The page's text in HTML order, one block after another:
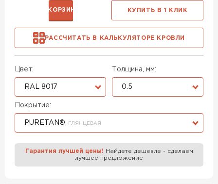
Цвет:
RAL 8017
Толщина, мм:
0.5
Покрытие:
PURETAN® ГЛЯНЦЕВАЯ
РАССЧИТАТЬ В КАЛЬКУЛЯТОРЕ КРОВЛИ
В КОРЗИНУ КУПИТЬ В 1 КЛИК
Гарантия лучшей цены! Найдете дешевле - сделаем
лучшее предложение
Профилированный лист